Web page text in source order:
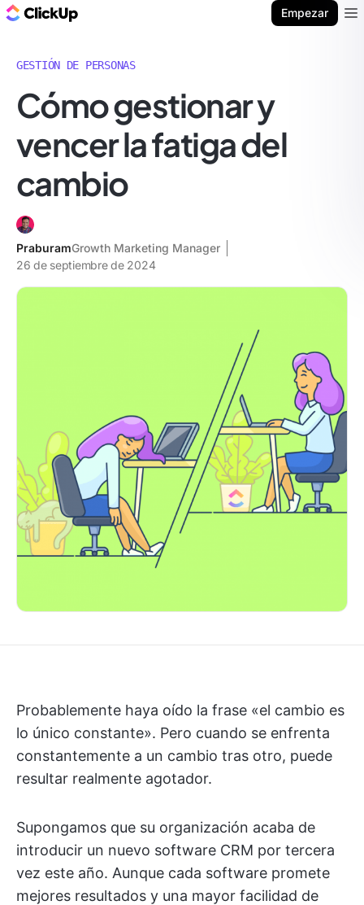
Empezar
GESTIÓN DE PERSONAS
Cómo gestionar y
vencer la fatiga del
cambio
PraburamGrowth Marketing Manager
26 de septiembre de 2024
Probablemente haya oído la frase «el cambio es
lo único constante». Pero cuando se enfrenta
constantemente a un cambio tras otro, puede
resultar realmente agotador.
Supongamos que su organización acaba de
introducir un nuevo software CRM por tercera
vez este año. Aunque cada software promete
mejores resultados y una mayor facilidad de